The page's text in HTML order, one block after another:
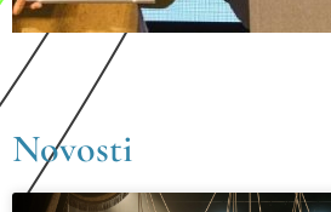
Regionalna
nagrada
Novosti